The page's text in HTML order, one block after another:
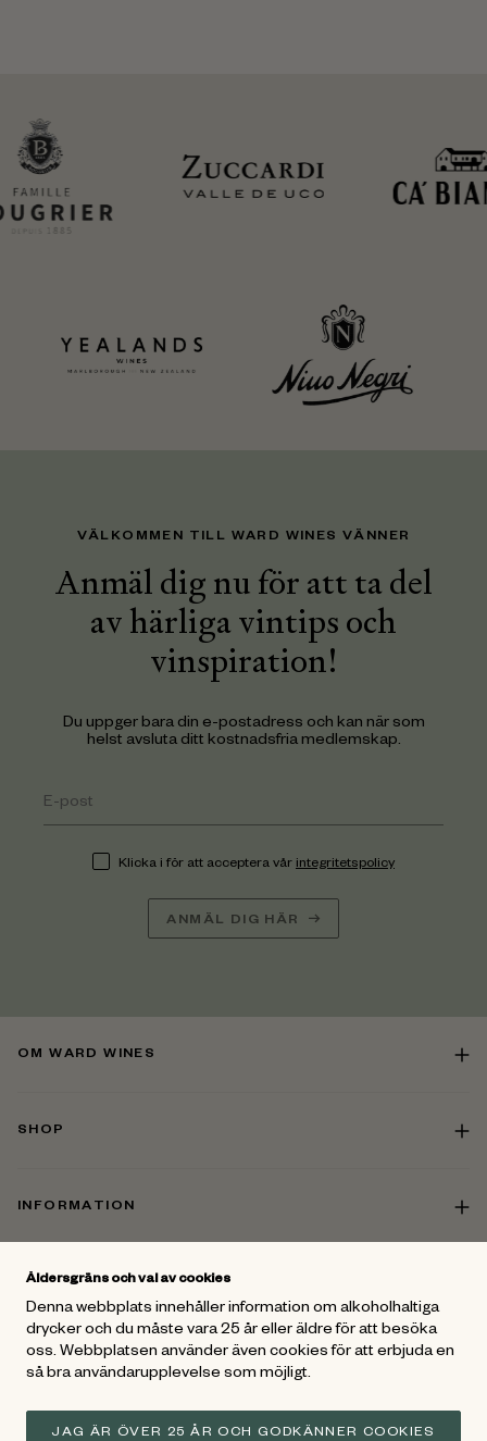
VÄLKOMMEN TILL WARD WINES VÄNNER
Anmäl dig nu för att ta del
av härliga vintips och
vinspiration!
Du uppger bara din e-postadress och kan när som
helst avsluta ditt kostnadsfria medlemskap.
Klicka i för att acceptera vår integritetspolicy
ANMÄL DIG HÄR
OM WARD WINES
SHOP
INFORMATION
KONTAKT
FÖLJ OSS
på Facebook och Instagram
Åldersgräns och val av cookies
Denna webbplats innehåller information om alkoholhaltiga
drycker och du måste vara 25 år eller äldre för att besöka
oss. Webbplatsen använder även cookies för att erbjuda en
så bra användarupplevelse som möjligt.
JAG ÄR ÖVER 25 ÅR OCH GODKÄNNER COOKIES